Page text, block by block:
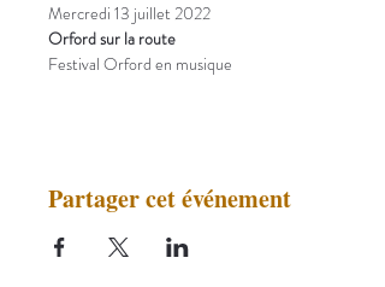
Mercredi 13 juillet 2022
Orford sur la route
Festival Orford en musique
Partager cet événement